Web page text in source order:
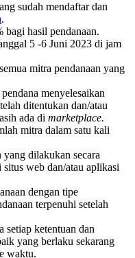
sudah mendaftar dan
.
bagi hasil pendanaan.
5 -6 Juni 2023 di jam
mitra pendanaan yang
menyelesaikan
ditentukan dan/atau
ada di marketplace.
mitra dalam satu kali
dilakukan secara
situs web dan/atau aplikasi
dengan tipe
terpenuhi setelah
setiap ketentuan dan
yang berlaku sekarang
waktu.